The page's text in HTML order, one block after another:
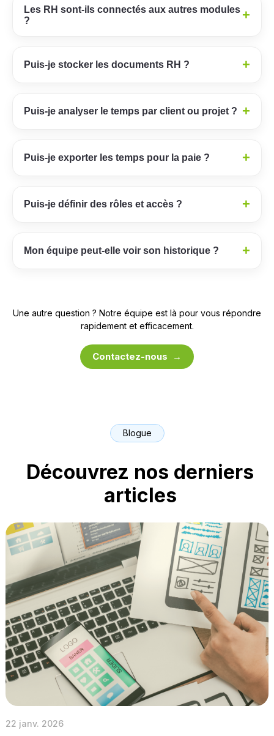
Les RH sont-ils connectés aux autres modules
?
+
Puis-je stocker les documents RH ? +
Puis-je analyser le temps par client ou projet ? +
Puis-je exporter les temps pour la paie ? +
Puis-je définir des rôles et accès ? +
Mon équipe peut-elle voir son historique ? +
Une autre question ? Notre équipe est là pour vous répondre
rapidement et efficacement.
Contactez-nous →
Blogue
Découvrez nos derniers
articles
22 janv. 2026